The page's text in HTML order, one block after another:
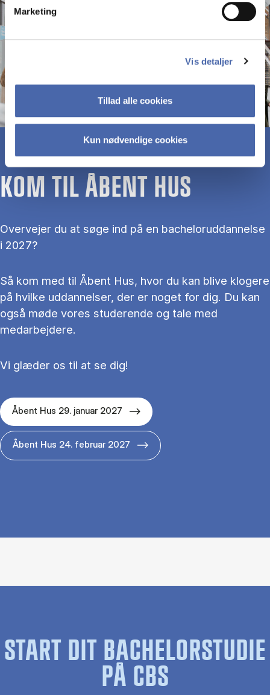
Marketing
Vis detaljer
Tillad alle cookies
Kun nødvendige cookies
KOM TIL ÅBENT HUS
Overvejer du at søge ind på en bacheloruddannelse
i 2027?
Så kom med til Åbent Hus, hvor du kan blive klogere
på hvilke uddannelser, der er noget for dig. Du kan
også møde vores studerende og tale med
medarbejdere.
Vi glæder os til at se dig!
Åbent Hus 29. januar 2027
Åbent Hus 24. februar 2027
START DIT BACHELORSTUDIE
PÅ CBS